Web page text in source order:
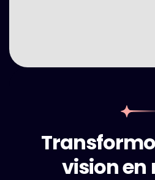
vision en